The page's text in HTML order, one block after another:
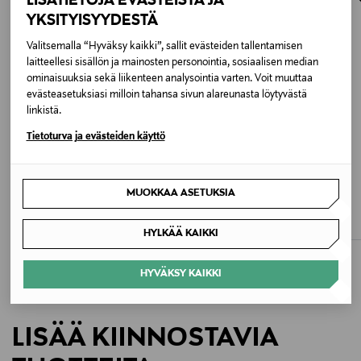
YKSITYISYYDESTÄ
Valitsemalla “Hyväksy kaikki”, sallit evästeiden tallentamisen
laitteellesi sisällön ja mainosten personointia, sosiaalisen median
ominaisuuksia sekä liikenteen analysointia varten. Voit muuttaa
evästeasetuksiasi milloin tahansa sivun alareunasta löytyvästä
linkistä.
Tietoturva ja evästeiden käyttö
MUOKKAA ASETUKSIA
HYLKÄÄ KAIKKI
HYVÄKSY KAIKKI
100 % puuvilla
Väri
001 WHITE
Italia
Valmistajan tuotenumero
Valmistaja
Max Mara Fashion Group S.r.l.
MllCurva-bleiseri
MARELLA
MltFalesia-bleiseri
LISÄÄ KIINNOSTAVIA